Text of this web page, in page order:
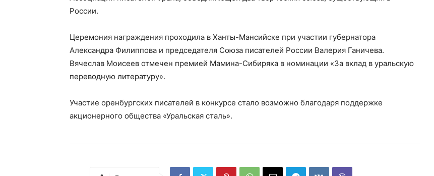
России.
Церемония награждения проходила в Ханты-Мансийске при участии губернатора
Александра Филиппова и председателя Союза писателей России Валерия Ганичева.
Вячеслав Моисеев отмечен премией Мамина-Сибиряка в номинации «За вклад в уральскую
переводную литературу».
Участие оренбургских писателей в конкурсе стало возможно благодаря поддержке
акционерного общества «Уральская сталь».